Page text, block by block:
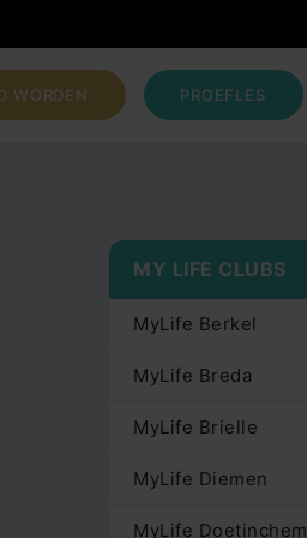
WORDEN PROEFLES
MY LIFE CLUBS
MyLife Berkel
MyLife Breda
MyLife Brielle
MyLife Diemen
MyLife Doetinchem